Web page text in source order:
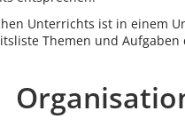
Unterrichts ist in einem
Themen und